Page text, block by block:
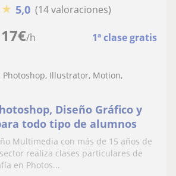
17€/h 1ª clase gratis
★ 5,0 (14 valoraciones)
Photoshop, Illustrator, Motion,
Diseño Gráfico y
todo tipo de alumnos
Multimedia con más de 15 años de
realiza clases particulares de
en Photos...